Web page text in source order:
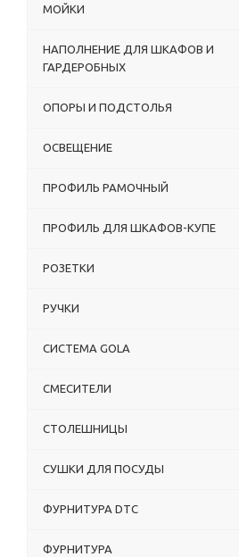
МОЙКИ
НАПОЛНЕНИЕ ДЛЯ ШКАФОВ И
ГАРДЕРОБНЫХ
ОПОРЫ И ПОДСТОЛЬЯ
ОСВЕЩЕНИЕ
ПРОФИЛЬ РАМОЧНЫЙ
ПРОФИЛЬ ДЛЯ ШКАФОВ-КУПЕ
РОЗЕТКИ
РУЧКИ
СИСТЕМА GOLA
СМЕСИТЕЛИ
СТОЛЕШНИЦЫ
СУШКИ ДЛЯ ПОСУДЫ
ФУРНИТУРА DTC
ФУРНИТУРА